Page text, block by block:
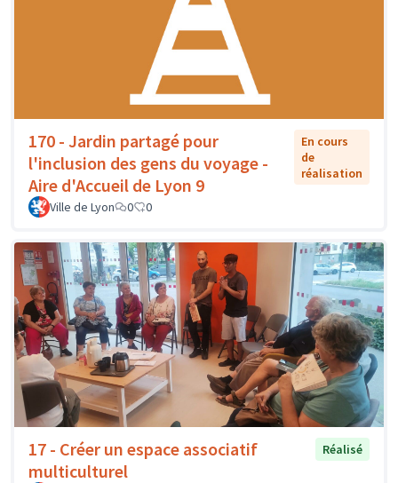
170 - Jardin partagé pour
l'inclusion des gens du voyage -
Aire d'Accueil de Lyon 9
En cours
de
réalisation
Ville de Lyon 0 0
17 - Créer un espace associatif
multiculturel
Réalisé